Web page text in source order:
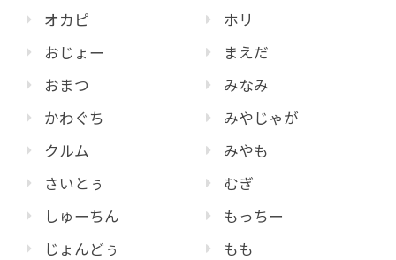
オカピ
おじょー
おまつ
かわぐち
クルム
さいとぅ
しゅーちん
じょんどぅ
ホリ
まえだ
みなみ
みやじゃが
みやも
むぎ
もっちー
もも